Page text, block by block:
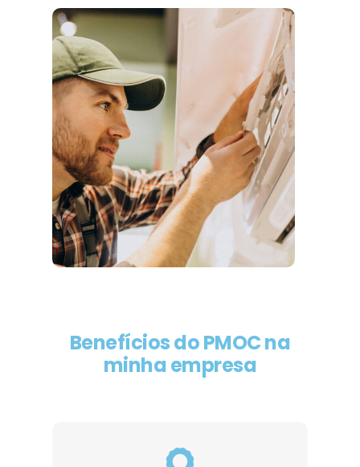
Benefícios do PMOC na
minha empresa